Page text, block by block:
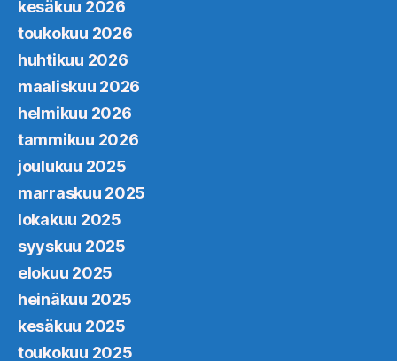
kesäkuu 2026
toukokuu 2026
huhtikuu 2026
maaliskuu 2026
helmikuu 2026
tammikuu 2026
joulukuu 2025
marraskuu 2025
lokakuu 2025
syyskuu 2025
elokuu 2025
heinäkuu 2025
kesäkuu 2025
toukokuu 2025